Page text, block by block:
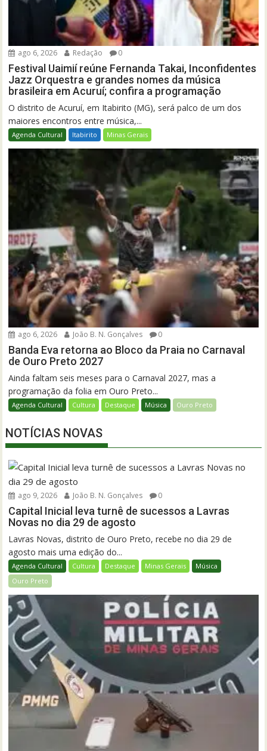
ago 6, 2026 Redação 0
Festival Uaimií reúne Fernanda Takai, Inconfidentes
Jazz Orquestra e grandes nomes da música
brasileira em Acuruí; confira a programação
O distrito de Acuruí, em Itabirito (MG), será palco de um dos
maiores encontros entre música,...
Agenda Cultural Itabirito Minas Gerais
ago 6, 2026 João B. N. Gonçalves 0
Banda Eva retorna ao Bloco da Praia no Carnaval
de Ouro Preto 2027
Ainda faltam seis meses para o Carnaval 2027, mas a
programação da folia em Ouro Preto...
Agenda Cultural Cultura Destaque Música Ouro Preto
NOTÍCIAS NOVAS
ago 9, 2026 João B. N. Gonçalves 0
Capital Inicial leva turnê de sucessos a Lavras
Novas no dia 29 de agosto
Lavras Novas, distrito de Ouro Preto, recebe no dia 29 de
agosto mais uma edição do...
Agenda Cultural Cultura Destaque Minas Gerais
Música
Ouro Preto